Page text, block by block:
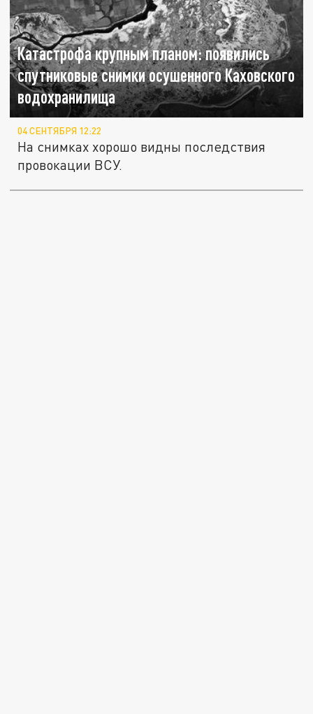
Катастрофа крупным планом: появились
спутниковые снимки осушенного Каховского
водохранилища
04 СЕНТЯБРЯ 12:22
На снимках хорошо видны последствия
провокации ВСУ.